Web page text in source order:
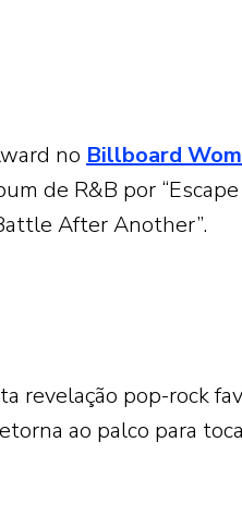
no Billboard
de R&B por “Escape
After Another”.
revelação pop-rock
ao palco para